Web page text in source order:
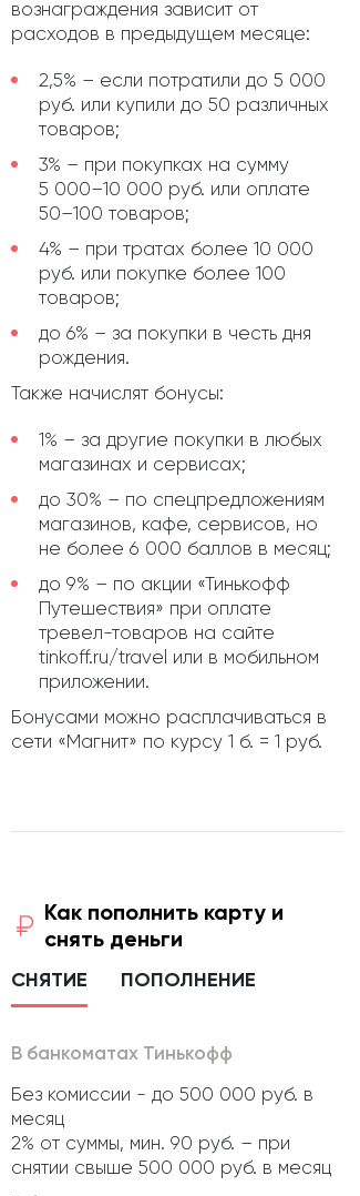
вознаграждения зависит от
расходов в предыдущем месяце:
2,5% – если потратили до 5 000
руб. или купили до 50 различных
товаров;
3% – при покупках на сумму
5 000–10 000 руб. или оплате
50–100 товаров;
4% – при тратах более 10 000
руб. или покупке более 100
товаров;
до 6% – за покупки в честь дня
рождения.
Также начислят бонусы:
1% – за другие покупки в любых
магазинах и сервисах;
до 30% – по спецпредложениям
магазинов, кафе, сервисов, но
не более 6 000 баллов в месяц;
до 9% – по акции «Тинькофф
Путешествия» при оплате
тревел-товаров на сайте
tinkoff.ru/travel или в мобильном
приложении.
Бонусами можно расплачиваться в
сети «Магнит» по курсу 1 б. = 1 руб.
Как пополнить карту и
снять деньги
СНЯТИЕ ПОПОЛНЕНИЕ
В банкоматах Тинькофф
Без комиссии - до 500 000 руб. в
месяц
2% от суммы, мин. 90 руб. – при
снятии свыше 500 000 руб. в месяц